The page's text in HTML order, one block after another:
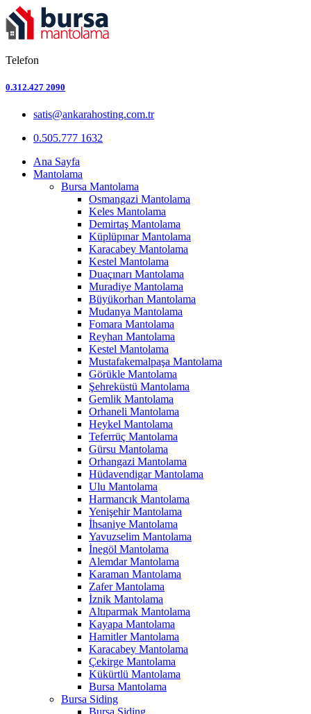
Telefon
0.312.427 2090
satis@ankarahosting.com.tr
0.505.777 1632
Ana Sayfa
Mantolama
Bursa Mantolama
Osmangazi Mantolama
Keles Mantolama
Demirtaş Mantolama
Küplüpınar Mantolama
Karacabey Mantolama
Kestel Mantolama
Duaçınarı Mantolama
Muradiye Mantolama
Büyükorhan Mantolama
Mudanya Mantolama
Fomara Mantolama
Reyhan Mantolama
Kestel Mantolama
Mustafakemalpaşa Mantolama
Görükle Mantolama
Şehreküstü Mantolama
Gemlik Mantolama
Orhaneli Mantolama
Heykel Mantolama
Teferrüç Mantolama
Gürsu Mantolama
Orhangazi Mantolama
Hüdavendigar Mantolama
Ulu Mantolama
Harmancık Mantolama
Yenişehir Mantolama
İhsaniye Mantolama
Yavuzselim Mantolama
İnegöl Mantolama
Alemdar Mantolama
Karaman Mantolama
Zafer Mantolama
İznik Mantolama
Altıparmak Mantolama
Kayapa Mantolama
Hamitler Mantolama
Karacabey Mantolama
Çekirge Mantolama
Kükürtlü Mantolama
Bursa Mantolama
Bursa Siding